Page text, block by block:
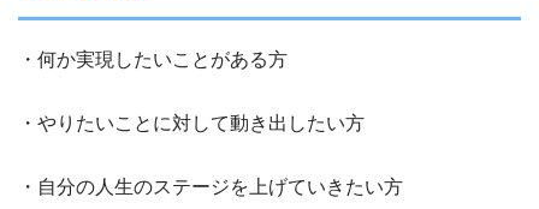
・何か実現したいことがある方
・やりたいことに対して動き出したい方
・自分の人生のステージを上げていきたい方